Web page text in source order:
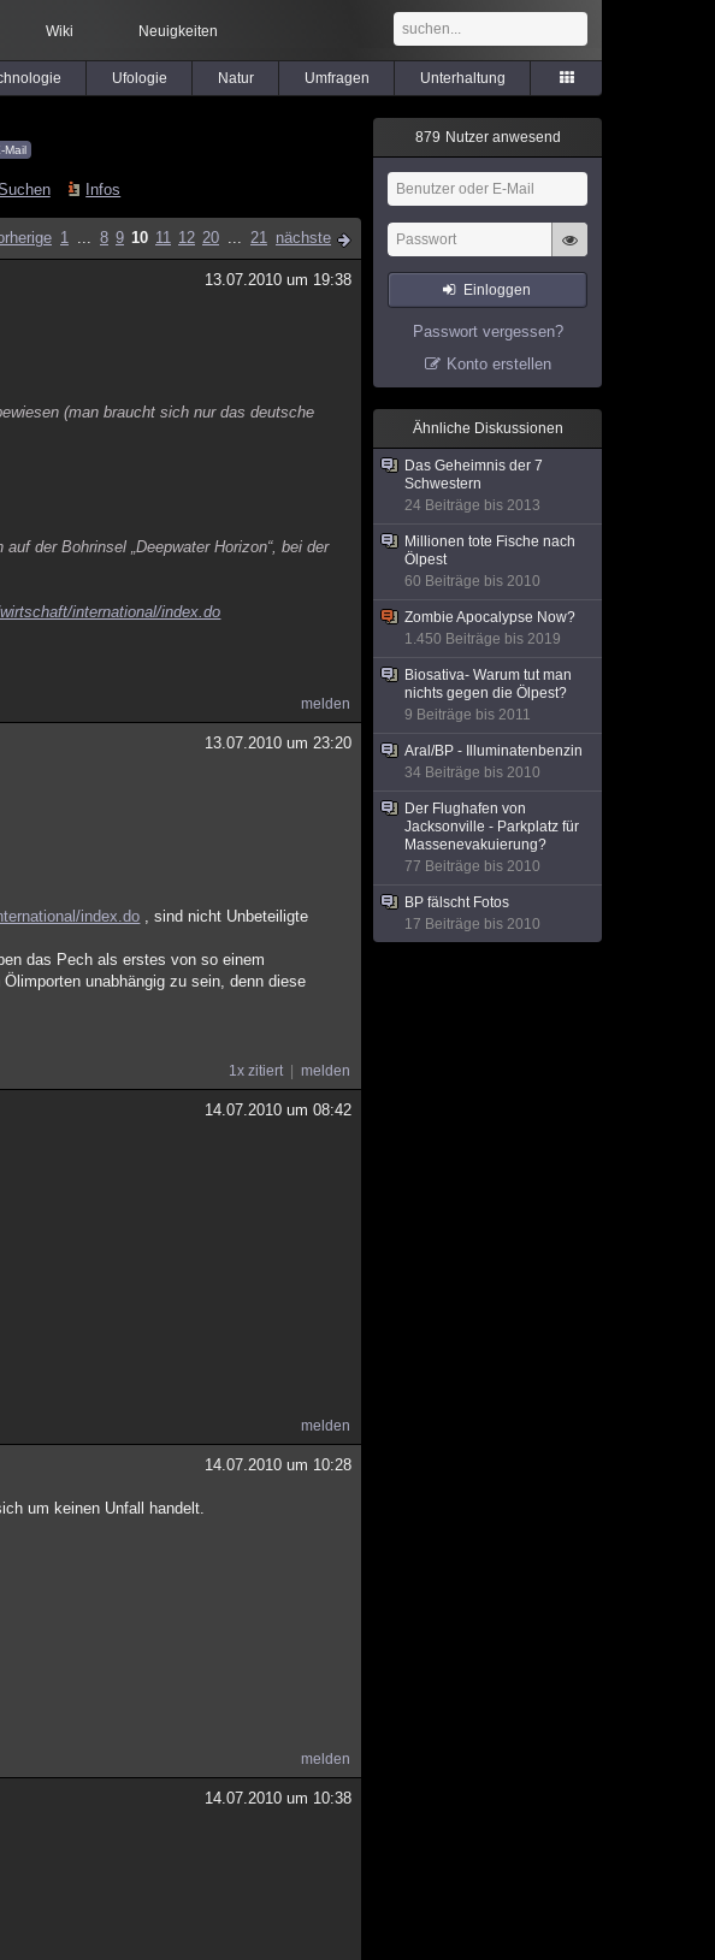
Wiki Neuigkeiten
Ufologie Natur Umfragen Unterhaltung
Mail
Infos
1 ... 8 9 10 11 12 20 ... 21 nächste
13.07.2010 um 19:38
(man braucht sich nur das deutsche
der Bohrinsel „Deepwater Horizon“, bei der
international/index.do
melden
13.07.2010 um 23:20
index.do , sind nicht Unbeteiligte
das Pech als erstes von so einem
unabhängig zu sein, denn diese
1x zitiert melden
14.07.2010 um 08:42
melden
14.07.2010 um 10:28
um keinen Unfall handelt.
melden
14.07.2010 um 10:38
879 Nutzer anwesend
Einloggen
Passwort vergessen?
Konto erstellen
Ähnliche Diskussionen
Das Geheimnis der 7
Schwestern
24 Beiträge bis 2013
Millionen tote Fische nach
Ölpest
60 Beiträge bis 2010
Zombie Apocalypse Now?
1.450 Beiträge bis 2019
Biosativa- Warum tut man
nichts gegen die Ölpest?
9 Beiträge bis 2011
Aral/BP - Illuminatenbenzin
34 Beiträge bis 2010
Der Flughafen von
Jacksonville - Parkplatz für
Massenevakuierung?
77 Beiträge bis 2010
BP fälscht Fotos
17 Beiträge bis 2010